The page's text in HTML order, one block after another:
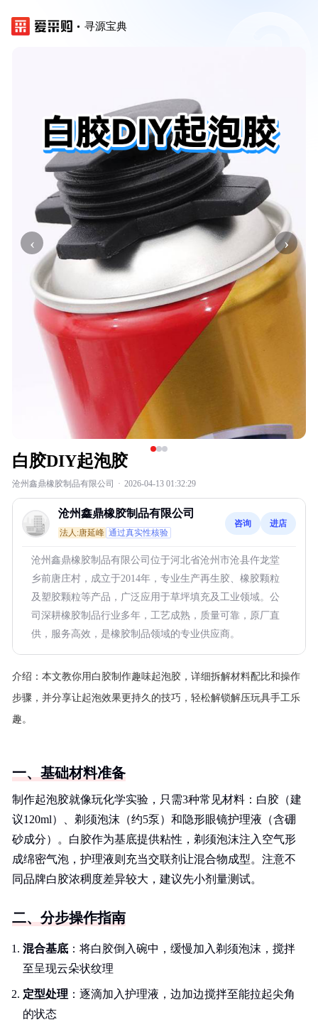
寻源宝典
‹ ›
白胶DIY起泡胶
沧州鑫鼎橡胶制品有限公司 · 2026-04-13 01:32:29
沧州鑫鼎橡胶制品有限公司
法人:唐延峰 通过真实性核验
咨询 进店
沧州鑫鼎橡胶制品有限公司位于河北省沧州市沧县仵龙堂
乡前唐庄村，成立于2014年，专业生产再生胶、橡胶颗粒
及塑胶颗粒等产品，广泛应用于草坪填充及工业领域。公
司深耕橡胶制品行业多年，工艺成熟，质量可靠，原厂直
供，服务高效，是橡胶制品领域的专业供应商。
介绍： 本文教你用白胶制作趣味起泡胶，详细拆解材料配比和操作
步骤，并分享让起泡效果更持久的技巧，轻松解锁解压玩具手工乐
趣。
一、基础材料准备
制作起泡胶就像玩化学实验，只需3种常见材料：白胶（建
议120ml）、剃须泡沫（约5泵）和隐形眼镜护理液（含硼
砂成分）。白胶作为基底提供粘性，剃须泡沫注入空气形
成绵密气泡，护理液则充当交联剂让混合物成型。注意不
同品牌白胶浓稠度差异较大，建议先小剂量测试。
二、分步操作指南
混合基底 ：将白胶倒入碗中，缓慢加入剃须泡沫，搅拌
至呈现云朵状纹理
定型处理 ：逐滴加入护理液，边加边搅拌至能拉起尖角
的状态